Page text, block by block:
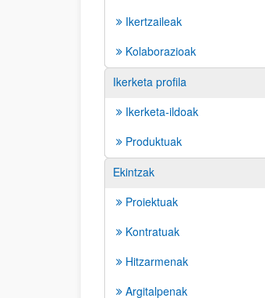
Ikertzaileak
Kolaborazioak
Ikerketa profila
Ikerketa-ildoak
Produktuak
Ekintzak
Proiektuak
Kontratuak
Hitzarmenak
Argitalpenak